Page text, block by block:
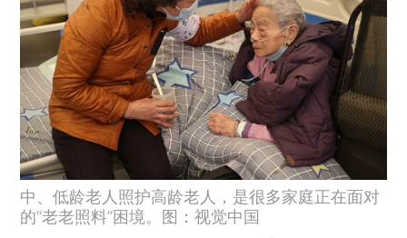
中、低龄老人照护高龄老人，是很多家庭正在面对
的“老老照料”困境。图：视觉中国